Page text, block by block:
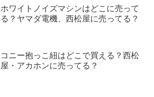
ホワイトノイズマシンはどこに売って
る？ヤマダ電機、西松屋に売ってる？
コニー抱っこ紐はどこで買える？西松
屋・アカホンに売ってる？